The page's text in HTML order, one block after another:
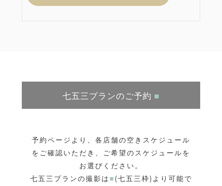
七五三プランのご予約 ■
予約ページより、各店舗の空きスケジュール
をご確認いただき、ご希望のスケジュールを
お選びください。
七五三プランの撮影は ■ (七五三枠)より可能で